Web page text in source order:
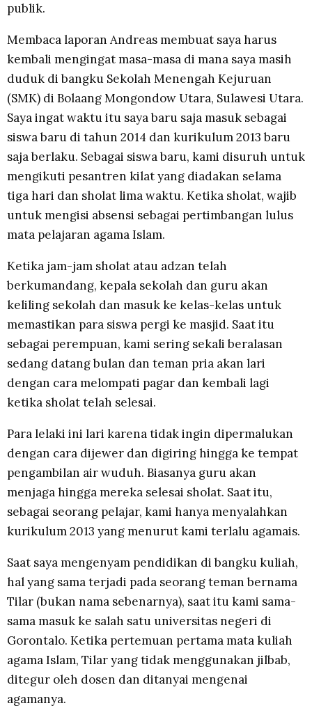
publik.
Membaca laporan Andreas membuat saya harus
kembali mengingat masa-masa di mana saya masih
duduk di bangku Sekolah Menengah Kejuruan
(SMK) di Bolaang Mongondow Utara, Sulawesi Utara.
Saya ingat waktu itu saya baru saja masuk sebagai
siswa baru di tahun 2014 dan kurikulum 2013 baru
saja berlaku. Sebagai siswa baru, kami disuruh untuk
mengikuti pesantren kilat yang diadakan selama
tiga hari dan sholat lima waktu. Ketika sholat, wajib
untuk mengisi absensi sebagai pertimbangan lulus
mata pelajaran agama Islam.
Ketika jam-jam sholat atau adzan telah
berkumandang, kepala sekolah dan guru akan
keliling sekolah dan masuk ke kelas-kelas untuk
memastikan para siswa pergi ke masjid. Saat itu
sebagai perempuan, kami sering sekali beralasan
sedang datang bulan dan teman pria akan lari
dengan cara melompati pagar dan kembali lagi
ketika sholat telah selesai.
Para lelaki ini lari karena tidak ingin dipermalukan
dengan cara dijewer dan digiring hingga ke tempat
pengambilan air wuduh. Biasanya guru akan
menjaga hingga mereka selesai sholat. Saat itu,
sebagai seorang pelajar, kami hanya menyalahkan
kurikulum 2013 yang menurut kami terlalu agamais.
Saat saya mengenyam pendidikan di bangku kuliah,
hal yang sama terjadi pada seorang teman bernama
Tilar (bukan nama sebenarnya), saat itu kami sama-
sama masuk ke salah satu universitas negeri di
Gorontalo. Ketika pertemuan pertama mata kuliah
agama Islam, Tilar yang tidak menggunakan jilbab,
ditegur oleh dosen dan ditanyai mengenai
agamanya.